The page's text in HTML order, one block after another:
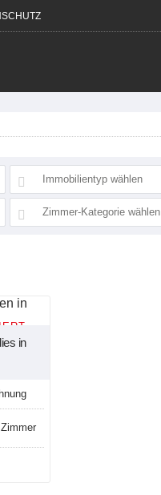
Immobilientyp wählen
Zimmer-Kategorie wählen
in